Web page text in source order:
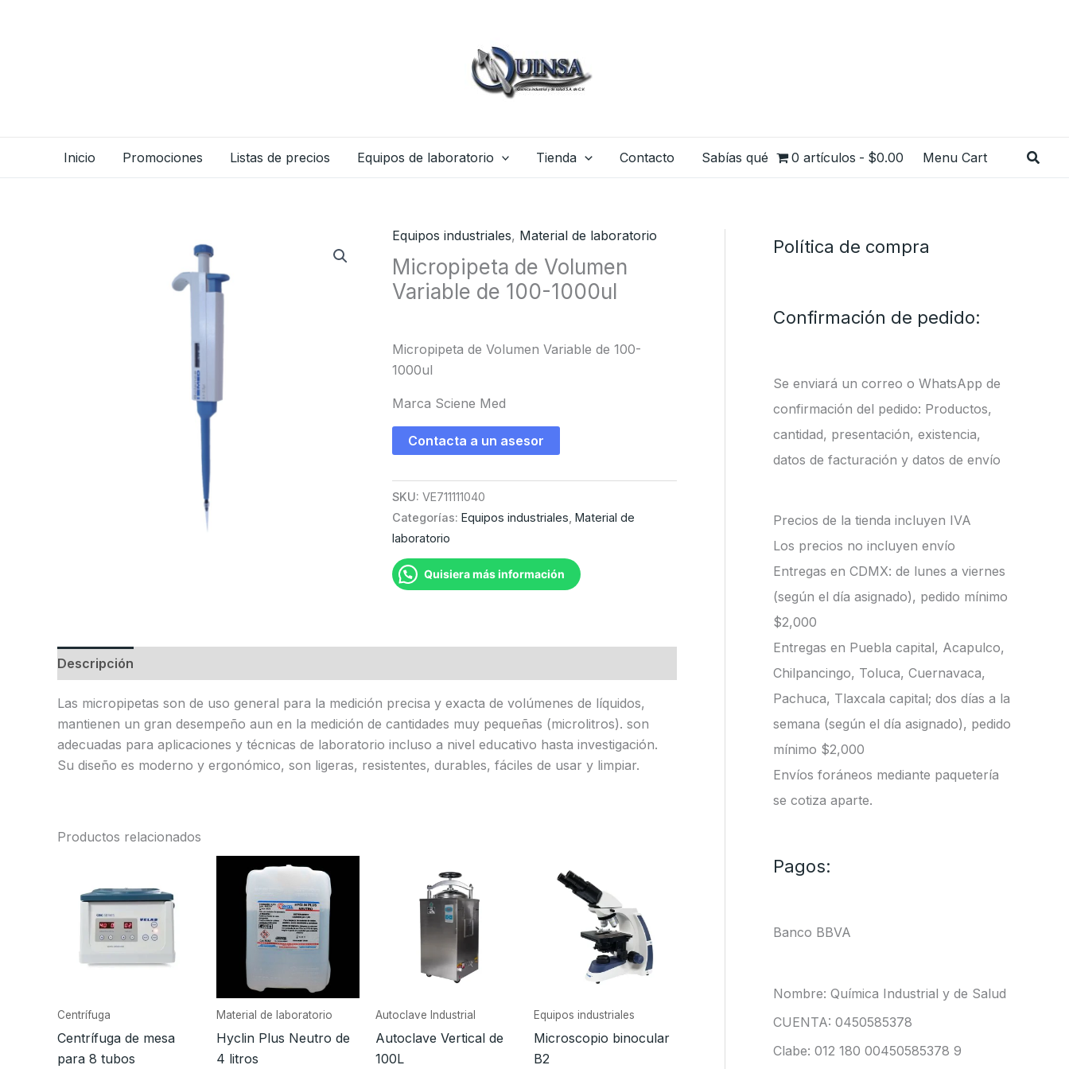
Inicio Promociones Listas de precios Equipos de laboratorio Tienda Contacto Sabías qué 0 artículos $0.00 Menu Cart
Equipos industriales, Material de laboratorio
Micropipeta de Volumen
Variable de 100-1000ul
Micropipeta de Volumen Variable de 100-
1000ul
Marca Sciene Med
Contacta a un asesor
SKU: VE711111040
Categorías: Equipos industriales Material de
laboratorio
Quisiera más información
Descripción
Las micropipetas son de uso general para la medición precisa y exacta de volúmenes de líquidos,
mantienen un gran desempeño aun en la medición de cantidades muy pequeñas (microlitros). son
adecuadas para aplicaciones y técnicas de laboratorio incluso a nivel educativo hasta investigación.
Su diseño es moderno y ergonómico, son ligeras, resistentes, durables, fáciles de usar y limpiar.
Productos relacionados
Centrífuga
Centrífuga de mesa
para 8 tubos
Material de laboratorio
Hyclin Plus Neutro de
4 litros
Autoclave Industrial
Autoclave Vertical de
100L
Equipos industriales
Microscopio binocular
B2
Política de compra
Confirmación de pedido:
Se enviará un correo o WhatsApp de
confirmación del pedido: Productos,
cantidad, presentación, existencia,
datos de facturación y datos de envío
Precios de la tienda incluyen IVA
Los precios no incluyen envío
Entregas en CDMX: de lunes a viernes
(según el día asignado), pedido mínimo
$2,000
Entregas en Puebla capital, Acapulco,
Chilpancingo, Toluca, Cuernavaca,
Pachuca, Tlaxcala capital; dos días a la
semana (según el día asignado), pedido
mínimo $2,000
Envíos foráneos mediante paquetería
se cotiza aparte.
Pagos:
Banco BBVA
Nombre: Química Industrial y de Salud
CUENTA: 0450585378
Clabe: 012 180 00450585378 9